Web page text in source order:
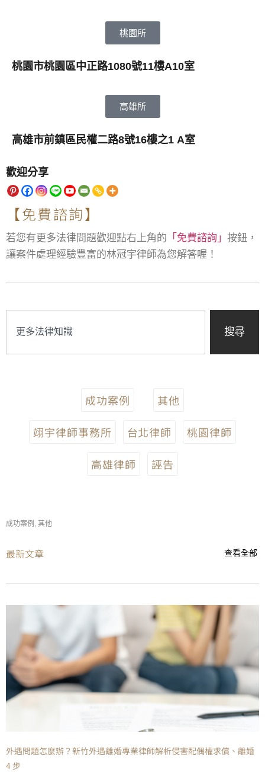
桃園所
桃園市桃園區中正路1080號11樓A10室
高雄所
高雄市前鎮區民權二路8號16樓之1 A室
歡迎分享
【免費諮詢】
若您有更多法律問題歡迎點右上角的 「免費諮詢」 按鈕，
讓案件處理經驗豐富的林冠宇律師為您解答喔！
搜尋
成功案例 其他
翊宇律師事務所 台北律師 桃園律師
高雄律師 誣告
成功案例 , 其他
最新文章 查看全部
外遇問題怎麼辦？新竹外遇離婚專業律師解析侵害配偶權求償、離婚
4 步